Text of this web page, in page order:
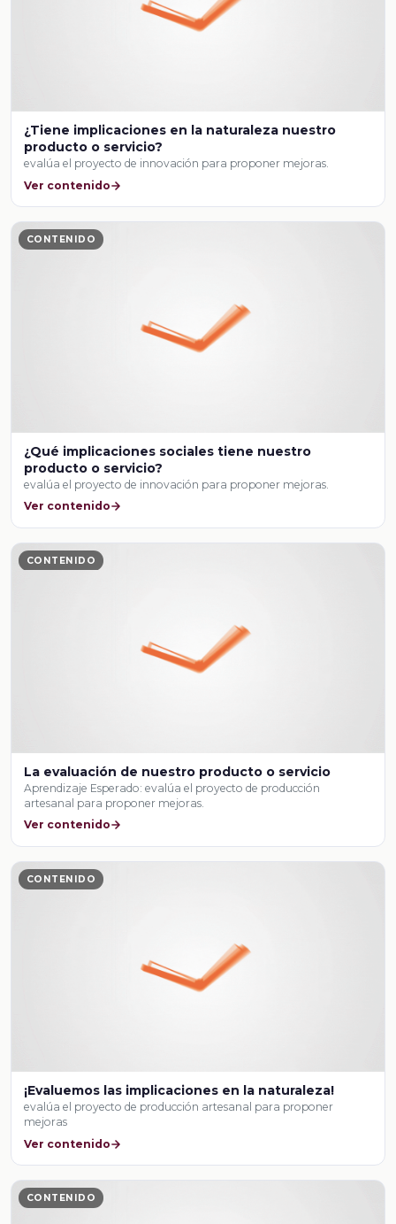
¿Tiene implicaciones en la naturaleza nuestro
producto o servicio?
evalúa el proyecto de innovación para proponer mejoras.
Ver contenido
CONTENIDO
¿Qué implicaciones sociales tiene nuestro
producto o servicio?
evalúa el proyecto de innovación para proponer mejoras.
Ver contenido
CONTENIDO
La evaluación de nuestro producto o servicio
Aprendizaje Esperado: evalúa el proyecto de producción
artesanal para proponer mejoras.
Ver contenido
CONTENIDO
¡Evaluemos las implicaciones en la naturaleza!
evalúa el proyecto de producción artesanal para proponer
mejoras
Ver contenido
CONTENIDO